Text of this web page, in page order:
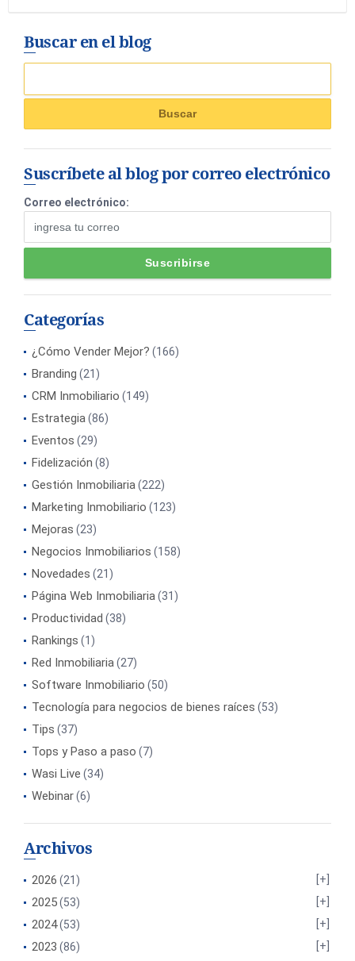
Buscar en el blog
Suscríbete al blog por correo electrónico
Correo electrónico:
Categorías
¿Cómo Vender Mejor? (166)
Branding (21)
CRM Inmobiliario (149)
Estrategia(86)
Eventos (29)
Fidelización (8)
Gestión Inmobiliaria(222)
Marketing Inmobiliario (123)
Mejoras (23)
Negocios Inmobiliarios (158)
Novedades (21)
Página Web Inmobiliaria(31)
Productividad (38)
Rankings (1)
Red Inmobiliaria(27)
Software Inmobiliario (50)
Tecnología para negocios de bienes raíces (53)
Tips (37)
Tops y Paso a paso (7)
Wasi Live (34)
Webinar(6)
Archivos
2026 (21)
2025(53)
2024(53)
2023 (86)